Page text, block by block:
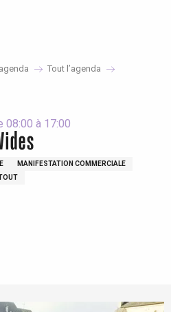
Tout l’agenda
08:00 à 17:00
MANIFESTATION COMMERCIALE